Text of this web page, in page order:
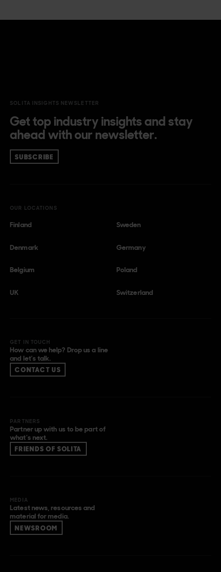
SOLITA INSIGHTS NEWSLETTER
Get top industry insights and stay
ahead with our newsletter.
SUBSCRIBE
OUR LOCATIONS
Finland Sweden
Denmark Germany
Belgium Poland
UK Switzerland
GET IN TOUCH
How can we help? Drop us a line
and let’s talk.
CONTACT US
PARTNERS
Partner up with us to be part of
what’s next.
FRIENDS OF SOLITA
MEDIA
Latest news, resources and
material for media.
NEWSROOM